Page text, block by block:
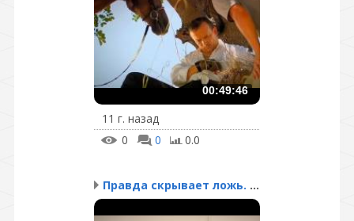
00:49:46
11 г. назад
0
0 0.0
Правда скрывает ложь. С...